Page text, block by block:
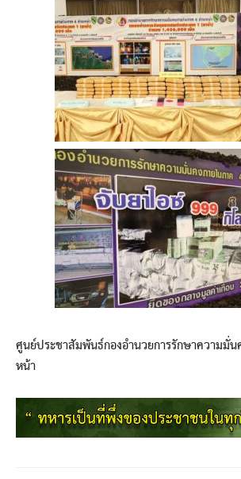
ศูนย์ประชาสัมพันธ์กองอำนวยการรักษาความมั่
หน้า